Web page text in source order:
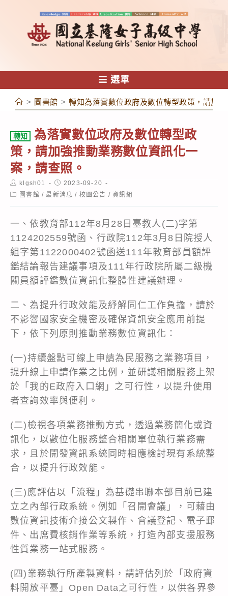
容
選單
> 圖書館 > 轉知為落實數位政府及數位轉型政策，請加
轉知
為落實數位政府及數位轉型政
策，請加強推動業務數位資訊化一
案，請查照。
Post
author:
klgsh01
Post
published:
2023-09-20
Post圖書館 / 最新消息 / 校園公告 / 資訊組
一、依教育部112年8月28日臺教人(二)字第
1124202559號函、行政院112年3月8日院授人
組字第1122000402號函送111年教育部員額評
鑑結論報告建議事項及111年行政院所屬二級機
關員額評鑑數位資訊化整體性建議辦理。
二、為提升行政效能及紓解同仁工作負擔，請於
不影響國家安全機密及確保資訊安全應用前提
下，依下列原則推動業務數位資訊化：
(一)持續盤點可線上申請為民服務之業務項目，
提升線上申請作業之比例，並研議相關服務上架
於「我的E政府入口網」之可行性，以提升使用
者查詢效率與便利。
(二)檢視各項業務推動方式，透過業務簡化或資
訊化，以數位化服務整合相關單位執行業務需
求，且於開發資訊系統同時相應檢討現有系統整
合，以提升行政效能。
(三)應評估以「流程」為基礎串聯本部目前已建
立之內部行政系統。例如「召開會議」，可藉由
數位資訊技術介接公文製作、會議登記、電子郵
件、出席費核銷作業等系統，打造內部支援服務
性質業務一站式服務。
(四)業務執行所產製資料，請評估列於「政府資
料開放平臺」Open Data之可行性，以供各界參